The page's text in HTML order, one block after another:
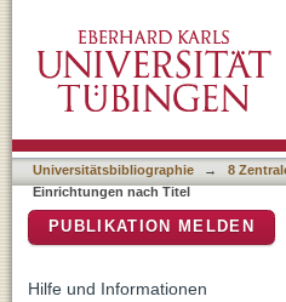
Universitätsbibliographie →
8
Einrichtungen nach Titel
PUBLIKATION MELDEN
Hilfe und Informationen